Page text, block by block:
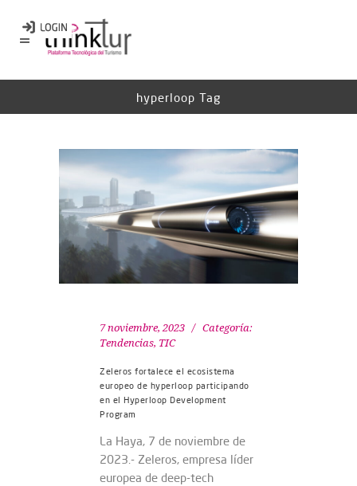
hyperloop Tag
7 noviembre, 2023
Categoría:
Tendencias, TIC
Zeleros fortalece el ecosistema
europeo de hyperloop participando
en el Hyperloop Development
Program
La Haya, 7 de noviembre de
2023.- Zeleros, empresa líder
europea de deep-tech